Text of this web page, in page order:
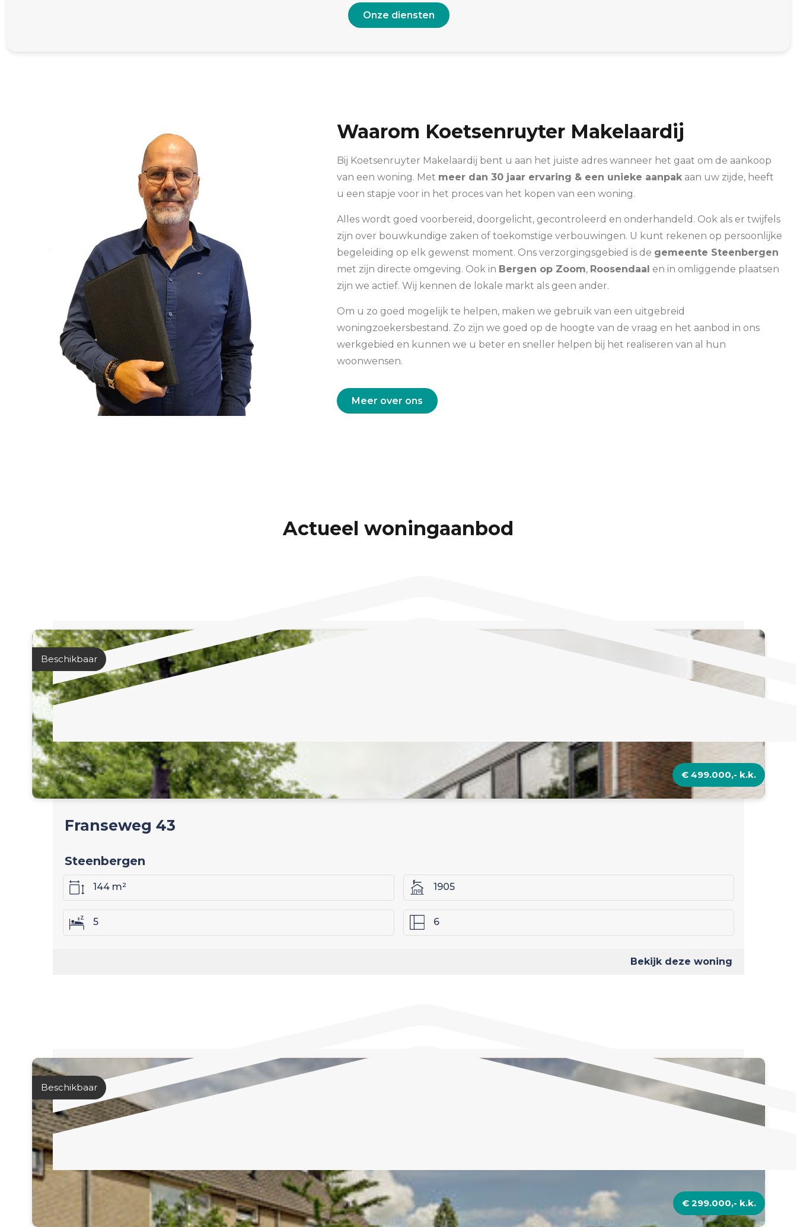
Onze diensten
Waarom Koetsenruyter Makelaardij
Bij Koetsenruyter Makelaardij bent u aan het juiste adres wanneer het gaat om de aankoop
van een woning. Met meer dan 30 jaar ervaring & een unieke aanpak aan uw zijde, heeft
u een stapje voor in het proces van het kopen van een woning.
Alles wordt goed voorbereid, doorgelicht, gecontroleerd en onderhandeld. Ook als er twijfels
zijn over bouwkundige zaken of toekomstige verbouwingen. U kunt rekenen op persoonlijke
begeleiding op elk gewenst moment. Ons verzorgingsgebied is de gemeente Steenbergen
met zijn directe omgeving. Ook in Bergen op Zoom, Roosendaal en in omliggende plaatsen
zijn we actief. Wij kennen de lokale markt als geen ander.
Om u zo goed mogelijk te helpen, maken we gebruik van een uitgebreid
woningzoekersbestand. Zo zijn we goed op de hoogte van de vraag en het aanbod in ons
werkgebied en kunnen we u beter en sneller helpen bij het realiseren van al hun
woonwensen.
Meer over ons
Actueel woningaanbod
Beschikbaar
€ 499.000,- k.k.
Franseweg 43
Steenbergen
144 m² 1905
5 6
Bekijk deze woning
Beschikbaar
€ 299.000,- k.k.